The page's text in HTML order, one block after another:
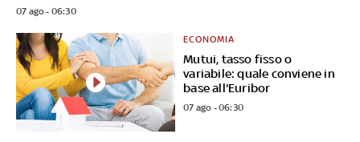
07 ago - 06:30
Mutui, tasso fisso o
variabile: quale conviene in
base all'Euribor
ECONOMIA
07 ago - 06:30